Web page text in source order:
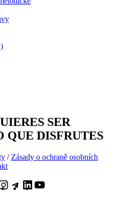
SER
QUE DISFRUTES
/ Zásady o ochraně osobních
Instagram
TelegramLinkedIn